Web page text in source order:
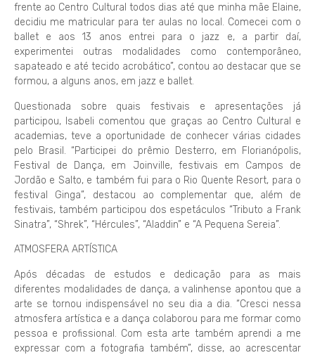
frente ao Centro Cultural todos dias até que minha mãe Elaine,
decidiu me matricular para ter aulas no local. Comecei com o
ballet e aos 13 anos entrei para o jazz e, a partir daí,
experimentei outras modalidades como contemporâneo,
sapateado e até tecido acrobático”, contou ao destacar que se
formou, a alguns anos, em jazz e ballet.
Questionada sobre quais festivais e apresentações já
participou, Isabeli comentou que graças ao Centro Cultural e
academias, teve a oportunidade de conhecer várias cidades
pelo Brasil. “Participei do prêmio Desterro, em Florianópolis,
Festival de Dança, em Joinville, festivais em Campos de
Jordão e Salto, e também fui para o Rio Quente Resort, para o
festival Ginga”, destacou ao complementar que, além de
festivais, também participou dos espetáculos “Tributo a Frank
Sinatra”, “Shrek”, “Hércules”, “Aladdin” e “A Pequena Sereia”.
ATMOSFERA ARTÍSTICA
Após décadas de estudos e dedicação para as mais
diferentes modalidades de dança, a valinhense apontou que a
arte se tornou indispensável no seu dia a dia. “Cresci nessa
atmosfera artística e a dança colaborou para me formar como
pessoa e profissional. Com esta arte também aprendi a me
expressar com a fotografia também”, disse, ao acrescentar